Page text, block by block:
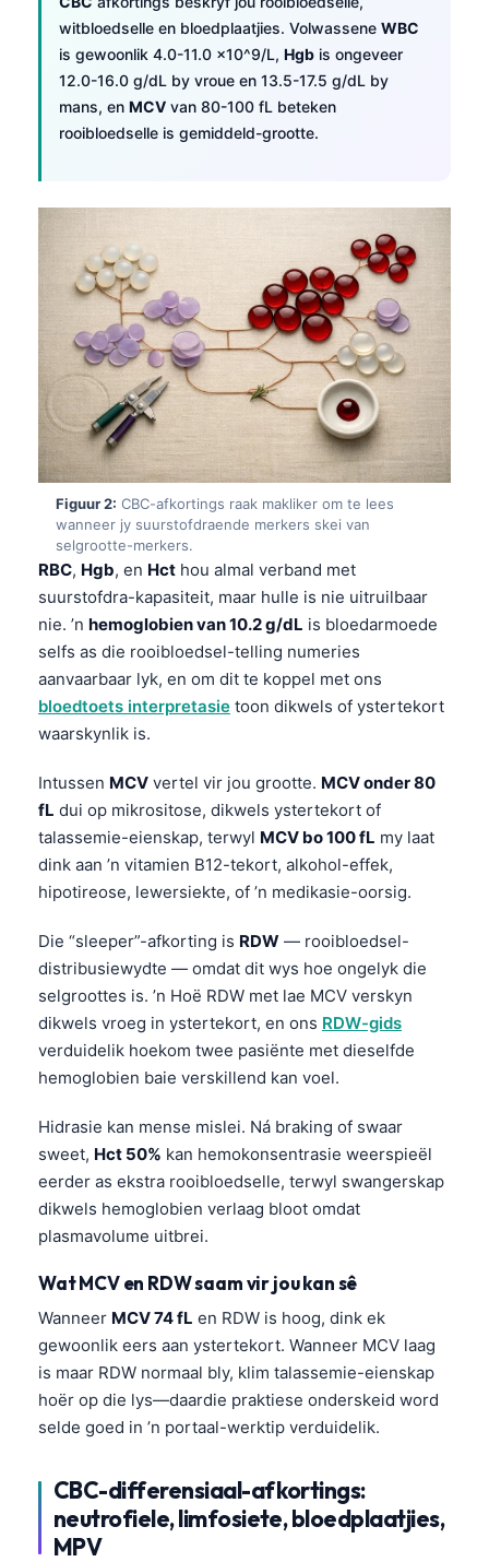
witbloedselle en bloedplaatjies. Volwassene WBC
is gewoonlik 4.0-11.0 x10^9/L, Hgb is ongeveer
12.0-16.0 g/dL by vroue en 13.5-17.5 g/dL by
mans, en MCV van 80-100 fL beteken
rooibloedselle is gemiddeld-grootte.
Figuur 2: CBC-afkortings raak makliker om te lees
wanneer jy suurstofdraende merkers skei van
selgrootte-merkers.
RBC, Hgb, en Hct hou almal verband met
suurstofdra-kapasiteit, maar hulle is nie uitruilbaar
nie. ’n hemoglobien van 10.2 g/dL is bloedarmoede
selfs as die rooibloedsel-telling numeries
aanvaarbaar lyk, en om dit te koppel met ons
bloedtoets interpretasie toon dikwels of ystertekort
waarskynlik is.
Intussen MCV vertel vir jou grootte. MCV onder 80
fL dui op mikrositose, dikwels ystertekort of
talassemie-eienskap, terwyl MCV bo 100 fL my laat
dink aan ’n vitamien B12-tekort, alkohol-effek,
hipotireose, lewersiekte, of ’n medikasie-oorsig.
Die “sleeper”-afkorting is RDW — rooibloedsel-
distribusiewydte — omdat dit wys hoe ongelyk die
selgroottes is. ’n Hoë RDW met lae MCV verskyn
dikwels vroeg in ystertekort, en ons RDW-gids
verduidelik hoekom twee pasiënte met dieselfde
hemoglobien baie verskillend kan voel.
Hidrasie kan mense mislei. Ná braking of swaar
sweet, Hct 50% kan hemokonsentrasie weerspieël
eerder as ekstra rooibloedselle, terwyl swangerskap
dikwels hemoglobien verlaag bloot omdat
plasmavolume uitbrei.
Wat MCV en RDW saam vir jou kan sê
Wanneer MCV 74 fL en RDW is hoog, dink ek
gewoonlik eers aan ystertekort. Wanneer MCV laag
is maar RDW normaal bly, klim talassemie-eienskap
hoër op die lys—daardie praktiese onderskeid word
selde goed in ’n portaal-werktip verduidelik.
CBC-differensiaal-afkortings:
neutrofiele, limfosiete, bloedplaatjies,
MPV